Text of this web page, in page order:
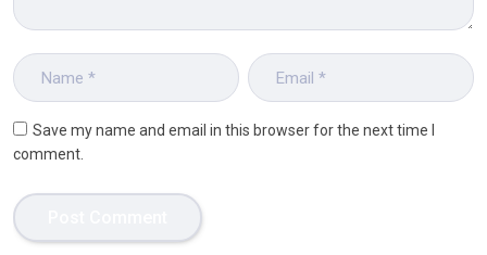
Save my name and email in this browser for the next time I
comment.